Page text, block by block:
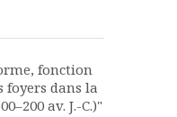
fonction
foyers dans la
av. J.-C.)"